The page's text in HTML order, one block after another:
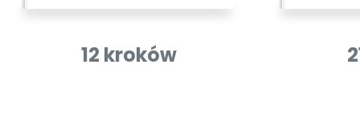
12 kroków